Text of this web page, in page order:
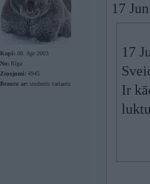
Kopš: 08. Apr 2003
No: Rīga
Ziņojumi: 4945
Braucu ar: studentu variantu
17
17
Ir